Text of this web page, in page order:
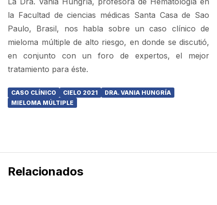
la Facultad de ciencias médicas Santa Casa de Sao
Paulo, Brasil, nos habla sobre un caso clínico de
mieloma múltiple de alto riesgo, en donde se discutió,
en conjunto con un foro de expertos, el mejor
tratamiento para éste.
CASO CLÍNICO CIELO 2021
DRA. VANIA HUNGRÍA
MIELOMA MÚLTIPLE
Relacionados